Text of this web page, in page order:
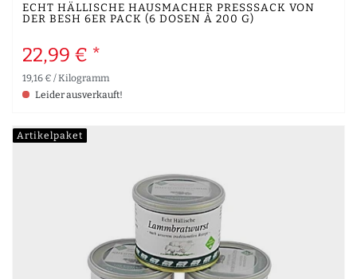
ECHT HÄLLISCHE HAUSMACHER PRESSSACK VON D
ER BESH 6ER PACK (6 DOSEN À 200 G)
22,99 € *
19,16 € / Kilogramm
Leider ausverkauft!
Artikelpaket